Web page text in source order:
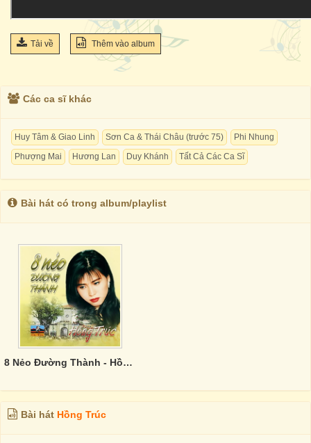
Tải về Thêm vào album
Các ca sĩ khác
Huy Tâm & Giao Linh Sơn Ca & Thái Châu (trước 75)
Phi Nhung
Phượng Mai
Hương Lan Duy Khánh Tất Cả Các Ca Sĩ
Bài hát có trong album/playlist
8 Nẻo Đường Thành - Hồng Trúc
Bài hát Hồng Trúc